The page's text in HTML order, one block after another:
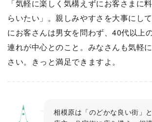
「気軽に楽しく気構えずにお客さまに
らいたい」。親しみやすさを大事にし
にお客さんは男女を問わず、40代以上
連れが中心とのこと。みなさんも気軽
さい。きっと満足できますよ。
相模原は「のどかな良い街」